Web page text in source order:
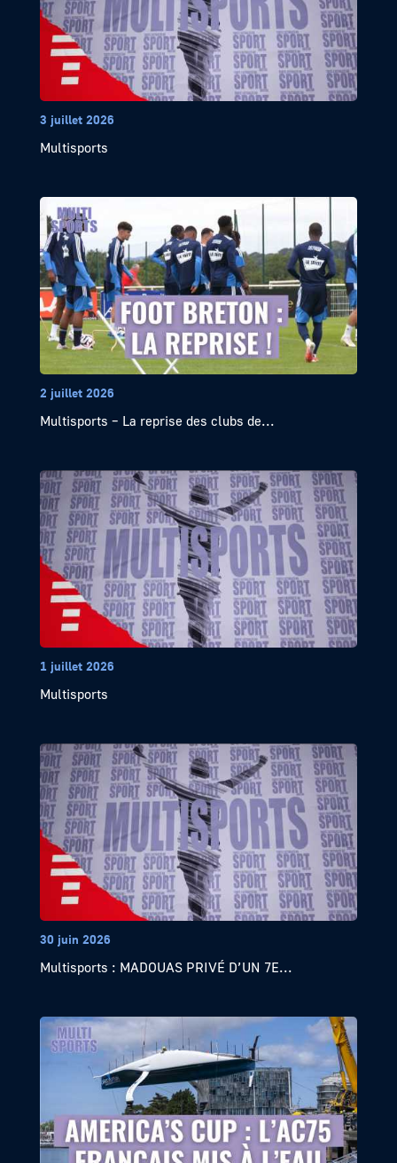
3 juillet 2026
Multisports
2 juillet 2026
Multisports – La reprise des clubs de...
1 juillet 2026
Multisports
30 juin 2026
Multisports : MADOUAS PRIVÉ D’UN 7E...